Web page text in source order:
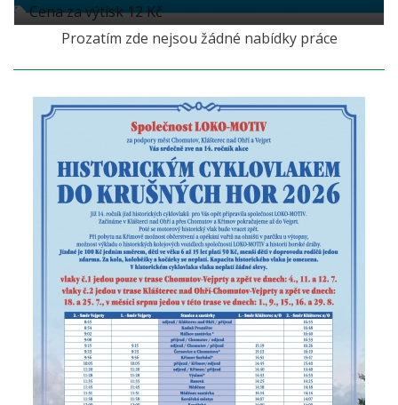
Cena za výtisk 12 Kč
Prozatím zde nejsou žádné nabídky práce